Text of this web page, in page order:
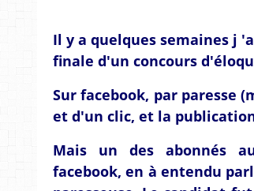
Il y a quelques semaines j
finale d'un concours
Sur facebook, par paresse
et d'un clic, et la
Mais un des abonnés
facebook, en à entendu